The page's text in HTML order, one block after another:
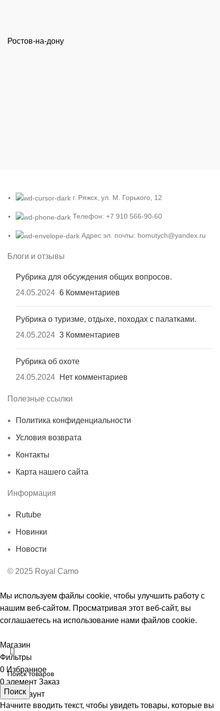
Ростов-на-дону
г. Ряжск, ул. М. Горького, 12
Телефон: +7 910 566-90-60
Адрес эл. почты: homutych@yandex.ru
Блоги и отзывы
Рубрика для обсуждения общих вопросов.
24.05.2024 6 Комментариев
Рубрика о туризме, отдыхе, походах с палатками.
24.05.2024 3 Комментариев
Рубрика об охоте
24.05.2024
Нет комментариев
Полезные ссылки
Политика конфиденциальности
Условия возврата
Контакты
Карта нашего сайта
Информация
Rutube
Новинки
Новости
© 2025 Royal Camo
Мы используем файлы cookie, чтобы улучшить работу с
нашим веб-сайтом. Просматривая этот веб-сайт, вы
соглашаетесь на использование нами файлов cookie.
Поиск
Начните вводить текст, чтобы увидеть товары, которые вы
Магазин
Фильтры
0 Избранное
0 элемент Заказ
Мой аккаунт